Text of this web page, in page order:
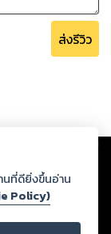
ส่งรีวิว
ละเมิดสิทธิใน
ธรรม ดังนั้น ผู้อ่าน
ะหากท่านพบว่าส่วน
เพื่อทีมงานจะได้
มพระราชบัญญัติ
นที่ดียิ่งขึ้นอ่าน
Policy)